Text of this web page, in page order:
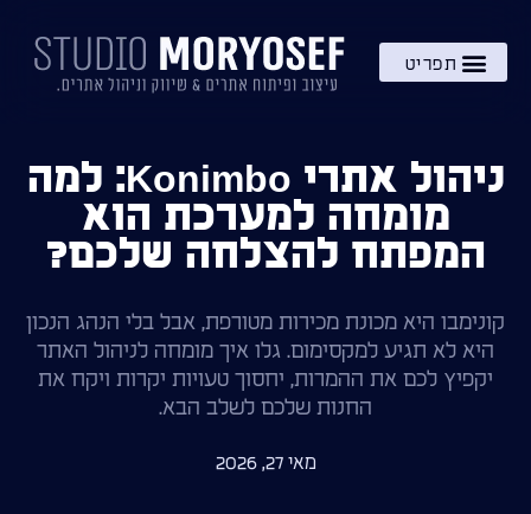
ניהול אתרי Konimbo: למה
מומחה למערכת הוא
המפתח להצלחה שלכם?
קונימבו היא מכונת מכירות מטורפת, אבל בלי הנהג הנכון
היא לא תגיע למקסימום. גלו איך מומחה לניהול האתר
יקפיץ לכם את ההמרות, יחסוך טעויות יקרות ויקח את
החנות שלכם לשלב הבא.
מאי 27, 2026